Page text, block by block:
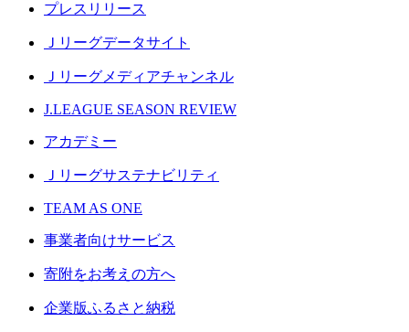
プレスリリース
Ｊリーグデータサイト
Ｊリーグメディアチャンネル
J.LEAGUE SEASON REVIEW
アカデミー
Ｊリーグサステナビリティ
TEAM AS ONE
事業者向けサービス
寄附をお考えの方へ
企業版ふるさと納税